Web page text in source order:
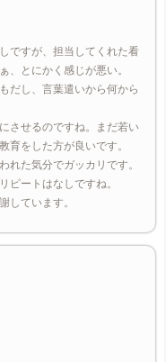
ですが、担当してくれた看
とにかく感じが悪い。
だし、言葉遣いから何から
させるのですね。まだ若い
育をした方が良いです。
た気分でガッカリです。
ピートはなしですね。
しています。